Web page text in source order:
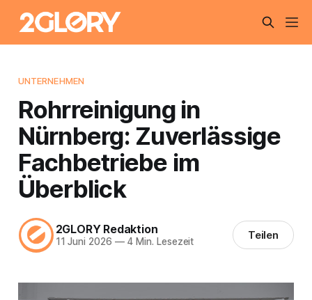
UNTERNEHMEN
Rohrreinigung in
Nürnberg: Zuverlässige
Fachbetriebe im
Überblick
2GLORY Redaktion
11 Juni 2026 —4 Min. Lesezeit Teilen